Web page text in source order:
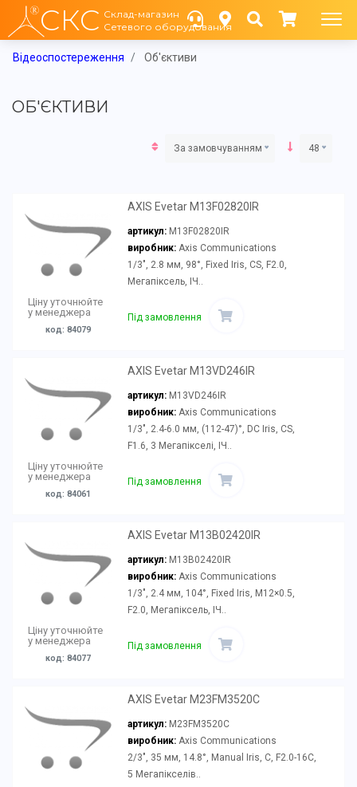
СКС Склад-магазин
Сетевого оборудования
Відеоспостереження Об'єктиви
ОБ'ЄКТИВИ
За замовчуванням 48
Ціну уточнюйте
у менеджера
код: 84079
AXIS Evetar M13F02820IR
артикул: M13F02820IR
виробник:Axis Communications
1/3", 2.8 мм, 98°, Fixed Iris, CS, F2.0,
Мегапіксель, ІЧ..
Під замовлення
Ціну уточнюйте
у менеджера
код: 84061
AXIS Evetar M13VD246IR
артикул: M13VD246IR
виробник:Axis Communications
1/3", 2.4-6.0 мм, (112-47)°, DC Iris, CS,
F1.6, 3 Мегапікселі, ІЧ..
Під замовлення
Ціну уточнюйте
у менеджера
код: 84077
AXIS Evetar M13B02420IR
артикул: M13B02420IR
виробник:Axis Communications
1/3", 2.4 мм, 104°, Fixed Iris, M12×0.5,
F2.0, Мегапіксель, ІЧ..
Під замовлення
AXIS Evetar M23FM3520C
артикул: M23FM3520C
виробник:Axis Communications
2/3", 35 мм, 14.8°, Manual Iris, C, F2.0-16C,
5 Мегапікселів..